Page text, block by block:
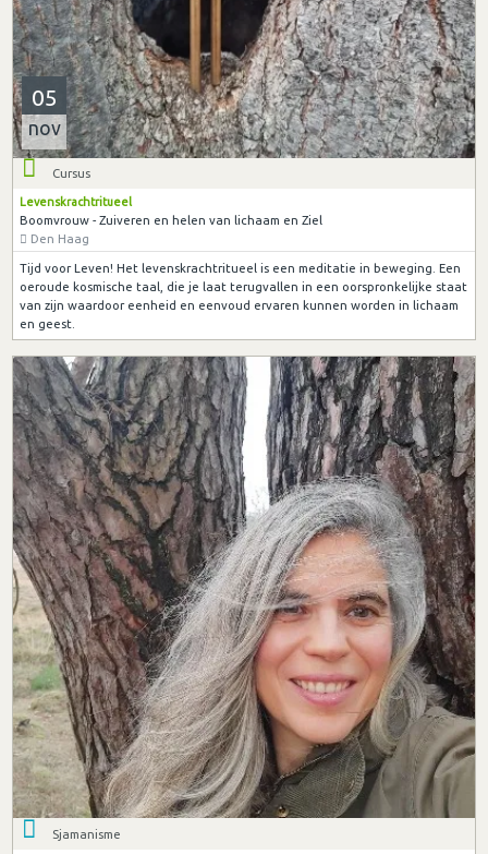
05
nov
Cursus
Levenskrachtritueel
Boomvrouw - Zuiveren en helen van lichaam en Ziel
Den Haag
Tijd voor Leven! Het levenskrachtritueel is een meditatie in beweging. Een
oeroude kosmische taal, die je laat terugvallen in een oorspronkelijke staat
van zijn waardoor eenheid en eenvoud ervaren kunnen worden in lichaam
en geest.
Sjamanisme